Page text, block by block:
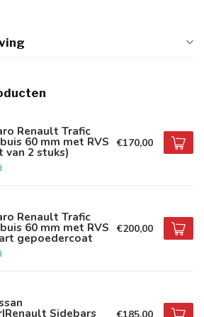
Renault Trafic
60 mm met RVS
van 2 stuks)
€170,00
Renault Trafic
60 mm met RVS
gepoedercoat
€200,00
Sidebars €185,00